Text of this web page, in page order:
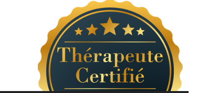
b
o
o
k
a
g
a
m
e
d
I
n